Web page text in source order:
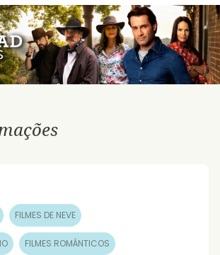
FILMES DE NEVE
FILMES ROMÂNTICOS